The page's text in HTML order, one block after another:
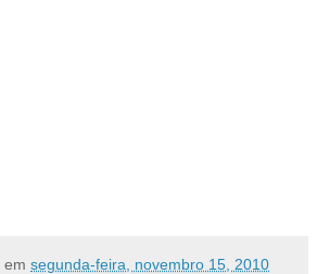
em segunda-feira, novembro 15, 2010